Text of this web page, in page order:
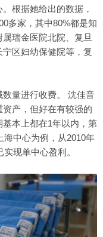
根据她给出的数据，
多家，其中80%都是知
瑞金医院北院、复旦
区妇幼保健院等，复
量进行收费。 沈佳音
产，但好在有较强的
本上都在1年以内，第
海中心为例，从2010年
现单中心盈利。